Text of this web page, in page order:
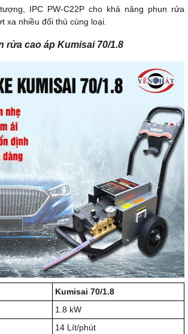
IPC PW-C22P cho khả năng phun rửa
xa nhiều đối thủ cùng loại.
rửa cao áp Kumisai 70/1.8
Kumisai 70/1.8
1.8 kW
14 Lít/phút